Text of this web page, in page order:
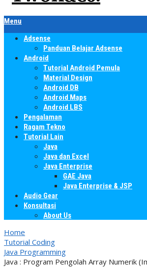
Menu
Adsense
Panduan Belajar Adsense
Android
Tutorial Android Pemula
Material Design
Android DB
Android Maps
Android LBS
Pengalaman
Ragam Tekno
Tutorial Lain
Java
Java dan Excel
Java Enterprise
GAE Java
Java Enterprise & JSP
Audio Gear
Konsultasi
About Us
Home
Tutorial Coding
Java Programming
Java : Program Pengolah Array Numerik